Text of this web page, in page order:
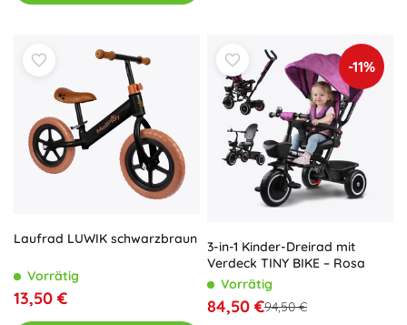
Laufrad LUWIK schwarzbraun
Vorrätig
13,50 €
-11%
3-in-1 Kinder-Dreirad mit
Verdeck TINY BIKE – Rosa
Vorrätig
84,50 €94,50 €